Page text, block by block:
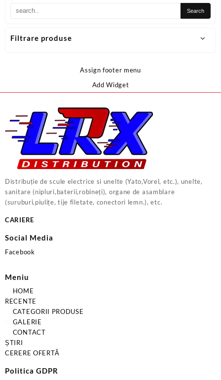
Filtrare produse
Assign footer menu
Add Widget
Distribuție de scule electrice si unelte (Yato,Vorel, etc.), unelte,
sanitare (nipluri,baterii,robineți), organe de asamblare
(suruburi,piulițe, tije filetate, conectori lemn.), etc.
CARIERE
Social Media
Facebook
Meniu
HOME
RECENTE
CATEGORII PRODUSE
GALERIE
CONTACT
ȘTIRI
CERERE OFERTĂ
Politica GDPR